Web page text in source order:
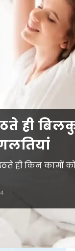
ही
ही किन कामों